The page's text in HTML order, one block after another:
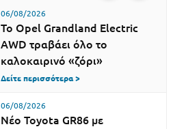
06/08/2026
Το Opel Grandland Electric
AWD τραβάει όλο το
καλοκαιρινό «ζόρι»
Δείτε περισσότερα >
06/08/2026
Νέο Toyota GR86 με